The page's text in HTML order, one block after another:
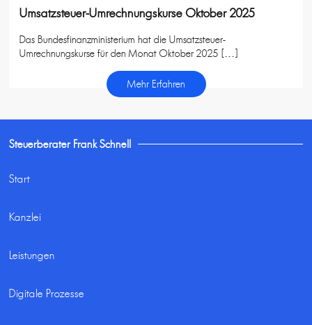
Umsatzsteuer-Umrechnungskurse Oktober 2025
Das Bundesfinanzministerium hat die Umsatzsteuer-
Umrechnungskurse für den Monat Oktober 2025 […]
Mehr Erfahren
Steuerberater Frank Schnell
Start
Kanzlei
Leistungen
Digitale Prozesse